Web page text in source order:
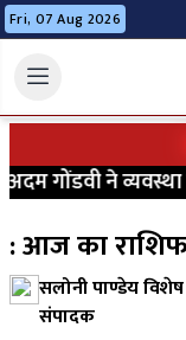
Fri, 07 Aug 2026
गोंडवी ने व्यवस्था
: आज का
सलोनी पाण्डेय विशेष
संपादक